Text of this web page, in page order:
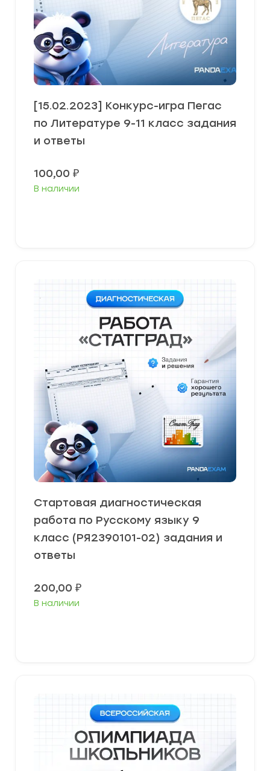
[15.02.2023] Конкурс-игра Пегас
по Литературе 9-11 класс задания
и ответы
100,00 ₽
В наличии
Стартовая диагностическая
работа по Русскому языку 9
класс (РЯ2390101-02) задания и
ответы
200,00 ₽
В наличии